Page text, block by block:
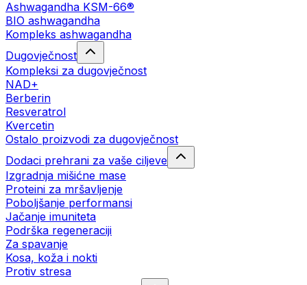
Ashwagandha KSM-66®
BIO ashwagandha
Kompleks ashwagandha
Dugovječnost
Kompleksi za dugovječnost
NAD+
Berberin
Resveratrol
Kvercetin
Ostalo proizvodi za dugovječnost
Dodaci prehrani za vaše ciljeve
Izgradnja mišićne mase
Proteini za mršavljenje
Poboljšanje performansi
Jačanje imuniteta
Podrška regeneraciji
Za spavanje
Kosa, koža i nokti
Protiv stresa